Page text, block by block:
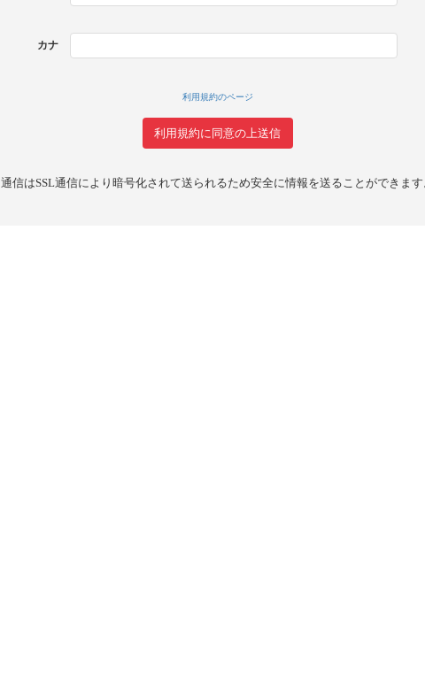
カナ
利用規約のページ
通信はSSL通信により暗号化されて送られるため安全に情報を送ることができます